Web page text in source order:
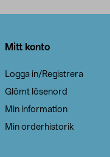
Mitt konto
Logga in/Registrera
Glömt lösenord
Min information
Min orderhistorik